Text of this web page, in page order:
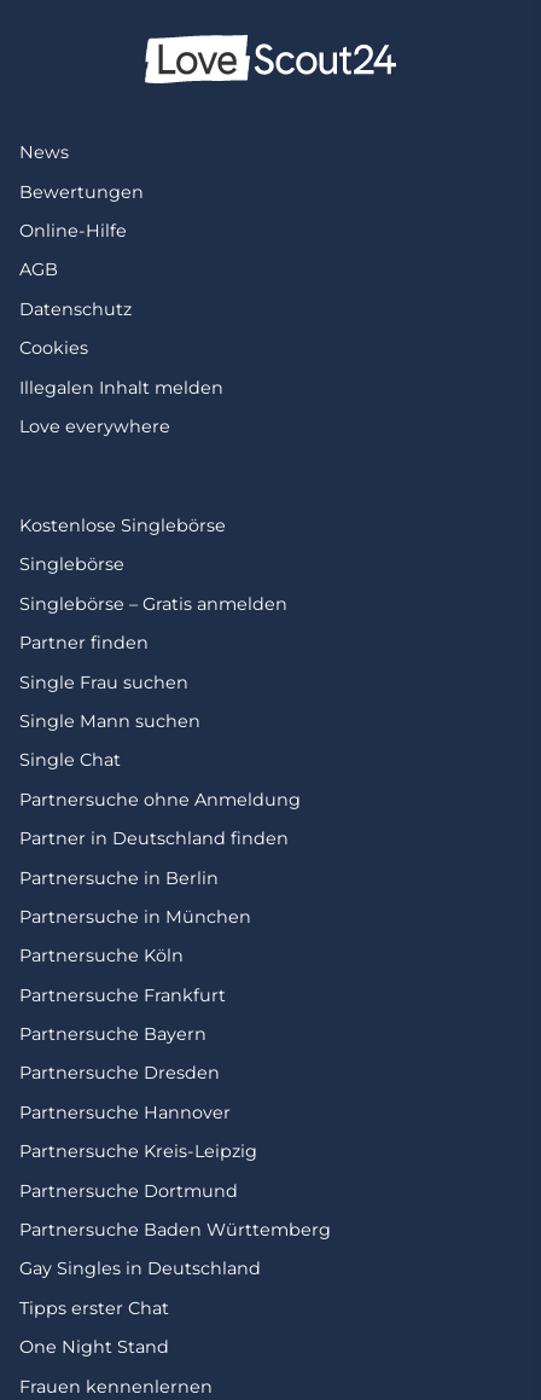
News
Bewertungen
Online-Hilfe
AGB
Datenschutz
Cookies
Illegalen Inhalt melden
Love everywhere
Kostenlose Singlebörse
Singlebörse
Singlebörse – Gratis anmelden
Partner finden
Single Frau suchen
Single Mann suchen
Single Chat
Partnersuche ohne Anmeldung
Partner in Deutschland finden
Partnersuche in Berlin
Partnersuche in München
Partnersuche Köln
Partnersuche Frankfurt
Partnersuche Bayern
Partnersuche Dresden
Partnersuche Hannover
Partnersuche Kreis-Leipzig
Partnersuche Dortmund
Partnersuche Baden Württemberg
Gay Singles in Deutschland
Tipps erster Chat
One Night Stand
Frauen kennenlernen